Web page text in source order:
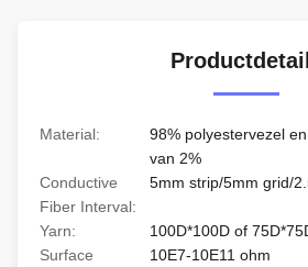
Material:
98% polyestervezel
van 2%
Conductive
Fiber Interval:
5mm strip/5mm grid/
Yarn:
100D*100D of
Surface
10E7-10E11 ohm